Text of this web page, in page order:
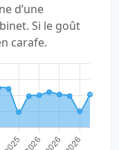
d’une
Si le goût
carafe.